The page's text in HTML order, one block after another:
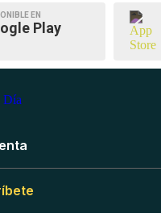
EN
Play